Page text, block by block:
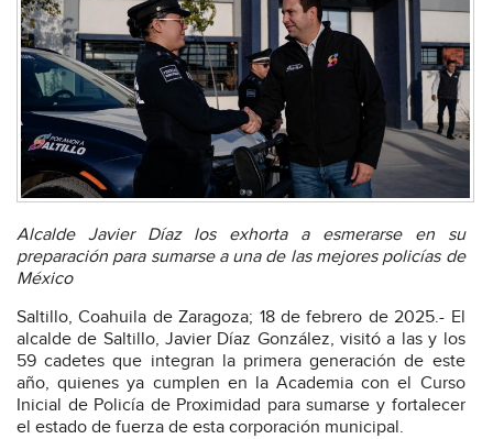
Alcalde Javier Díaz los exhorta a esmerarse en su
preparación para sumarse a una de las mejores policías de
México
Saltillo, Coahuila de Zaragoza; 18 de febrero de 2025.- El
alcalde de Saltillo, Javier Díaz González, visitó a las y los
59 cadetes que integran la primera generación de este
año, quienes ya cumplen en la Academia con el Curso
Inicial de Policía de Proximidad para sumarse y fortalecer
el estado de fuerza de esta corporación municipal.